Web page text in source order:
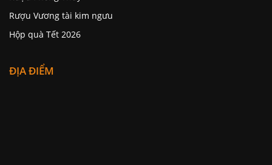
Rượu Vương tài kim ngưu
Hộp quà Tết 2026
ĐỊA ĐIỂM